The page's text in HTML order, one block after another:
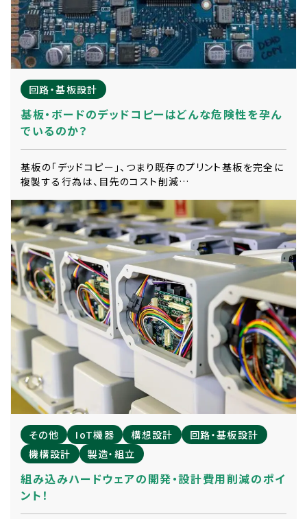
回路・基板設計
基板・ボードのデッドコピーはどんな危険性を孕ん
でいるのか？
基板の「デッドコピー」、つまり既存のプリント基板を完全に
複製する行為は、目先のコスト削減…
その他 IoT機器 構想設計
回路・基板設計
機構設計
製造・組立
組み込みハードウェアの開発・設計費用削減のポイ
ント！